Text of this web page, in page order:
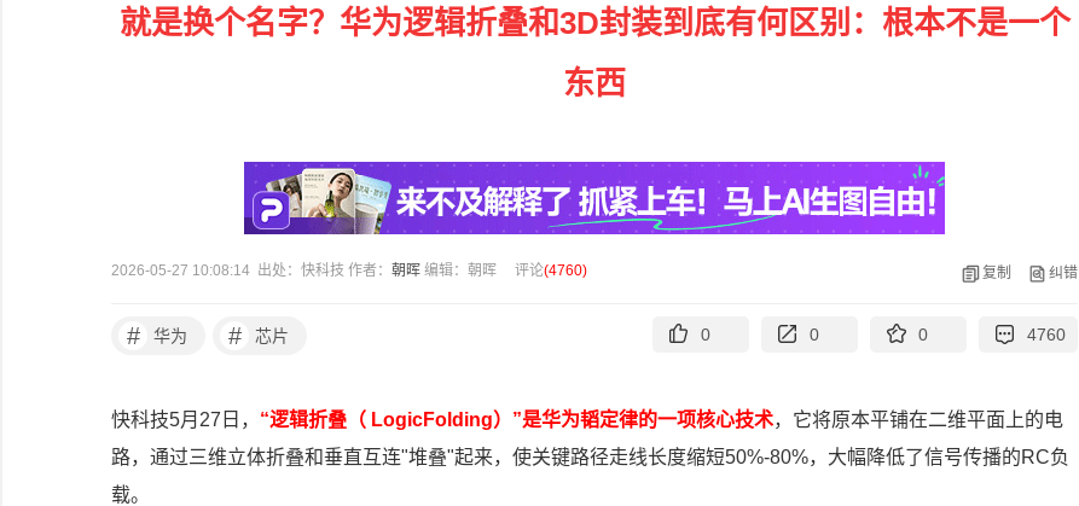
就是换个名字？华为逻辑折叠和3D封装到底有何区别：根本不是一个
东西
2026-05-27 10:08:14 出处：快科技 作者： 朝晖 编辑：朝晖 评论(4760) 复制 纠错
# 华为 # 芯片 0 0 0 4760
快科技5月27日， “逻辑折叠（ LogicFolding）”是华为韬定律的一项核心技术，它将原本平铺在二维平面上的电
路，通过三维立体折叠和垂直互连"堆叠"起来，使关键路径走线长度缩短50%-80%，大幅降低了信号传播的RC负
载。